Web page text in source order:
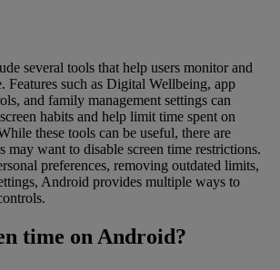
several tools that help users monitor and
Features such as Digital Wellbeing, app
and family management settings can
habits and help limit time spent on
these tools can be useful, there are
may want to disable screen time restrictions.
preferences, removing outdated limits,
Android provides multiple ways to
time on Android?